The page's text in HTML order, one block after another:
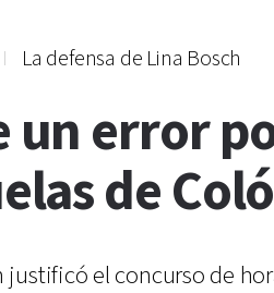
La defensa de Lina Bosch
un error
de
justificó el concurso de